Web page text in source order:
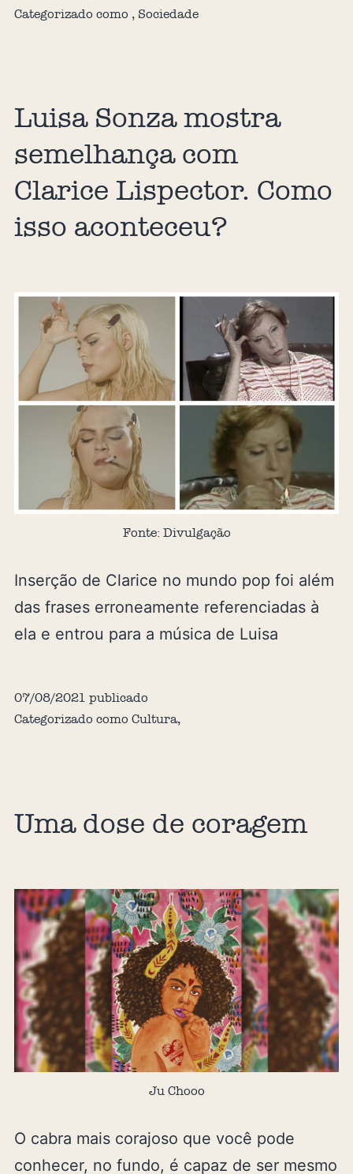
Categorizado como , Sociedade
Luisa Sonza mostra
semelhança com
Clarice Lispector. Como
isso aconteceu?
Fonte: Divulgação
Inserção de Clarice no mundo pop foi além
das frases erroneamente referenciadas à
ela e entrou para a música de Luisa
07/08/2021 publicado
Categorizado como Cultura,
Uma dose de coragem
Ju Chooo
O cabra mais corajoso que você pode
conhecer, no fundo, é capaz de ser mesmo